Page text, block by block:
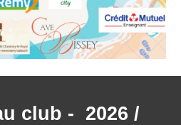
club - 2026 /